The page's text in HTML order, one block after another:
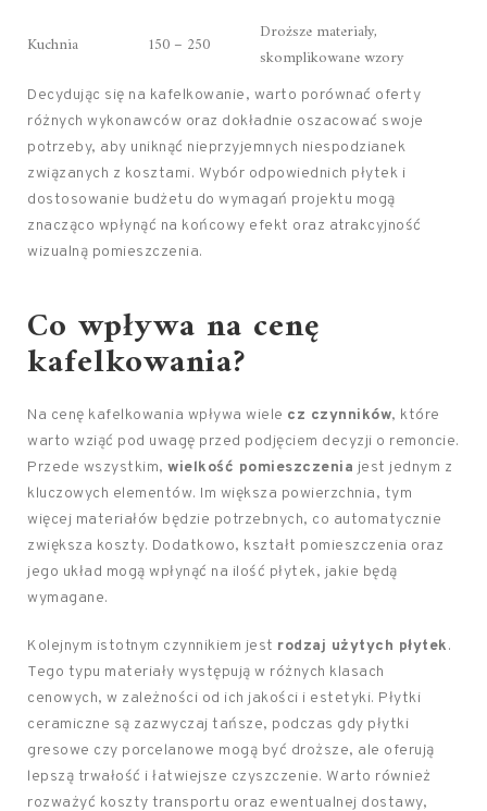
Kuchnia 150 – 250
Droższe materiały,
skomplikowane wzory
Decydując się na kafelkowanie, warto porównać oferty
różnych wykonawców oraz dokładnie oszacować swoje
potrzeby, aby uniknąć nieprzyjemnych niespodzianek
związanych z kosztami. Wybór odpowiednich płytek i
dostosowanie budżetu do wymagań projektu mogą
znacząco wpłynąć na końcowy efekt oraz atrakcyjność
wizualną pomieszczenia.
Co wpływa na cenę
kafelkowania?
Na cenę kafelkowania wpływa wiele cz czynników, które
warto wziąć pod uwagę przed podjęciem decyzji o remoncie.
Przede wszystkim, wielkość pomieszczenia jest jednym z
kluczowych elementów. Im większa powierzchnia, tym
więcej materiałów będzie potrzebnych, co automatycznie
zwiększa koszty. Dodatkowo, kształt pomieszczenia oraz
jego układ mogą wpłynąć na ilość płytek, jakie będą
wymagane.
Kolejnym istotnym czynnikiem jest rodzaj użytych płytek.
Tego typu materiały występują w różnych klasach
cenowych, w zależności od ich jakości i estetyki. Płytki
ceramiczne są zazwyczaj tańsze, podczas gdy płytki
gresowe czy porcelanowe mogą być droższe, ale oferują
lepszą trwałość i łatwiejsze czyszczenie. Warto również
rozważyć koszty transportu oraz ewentualnej dostawy,